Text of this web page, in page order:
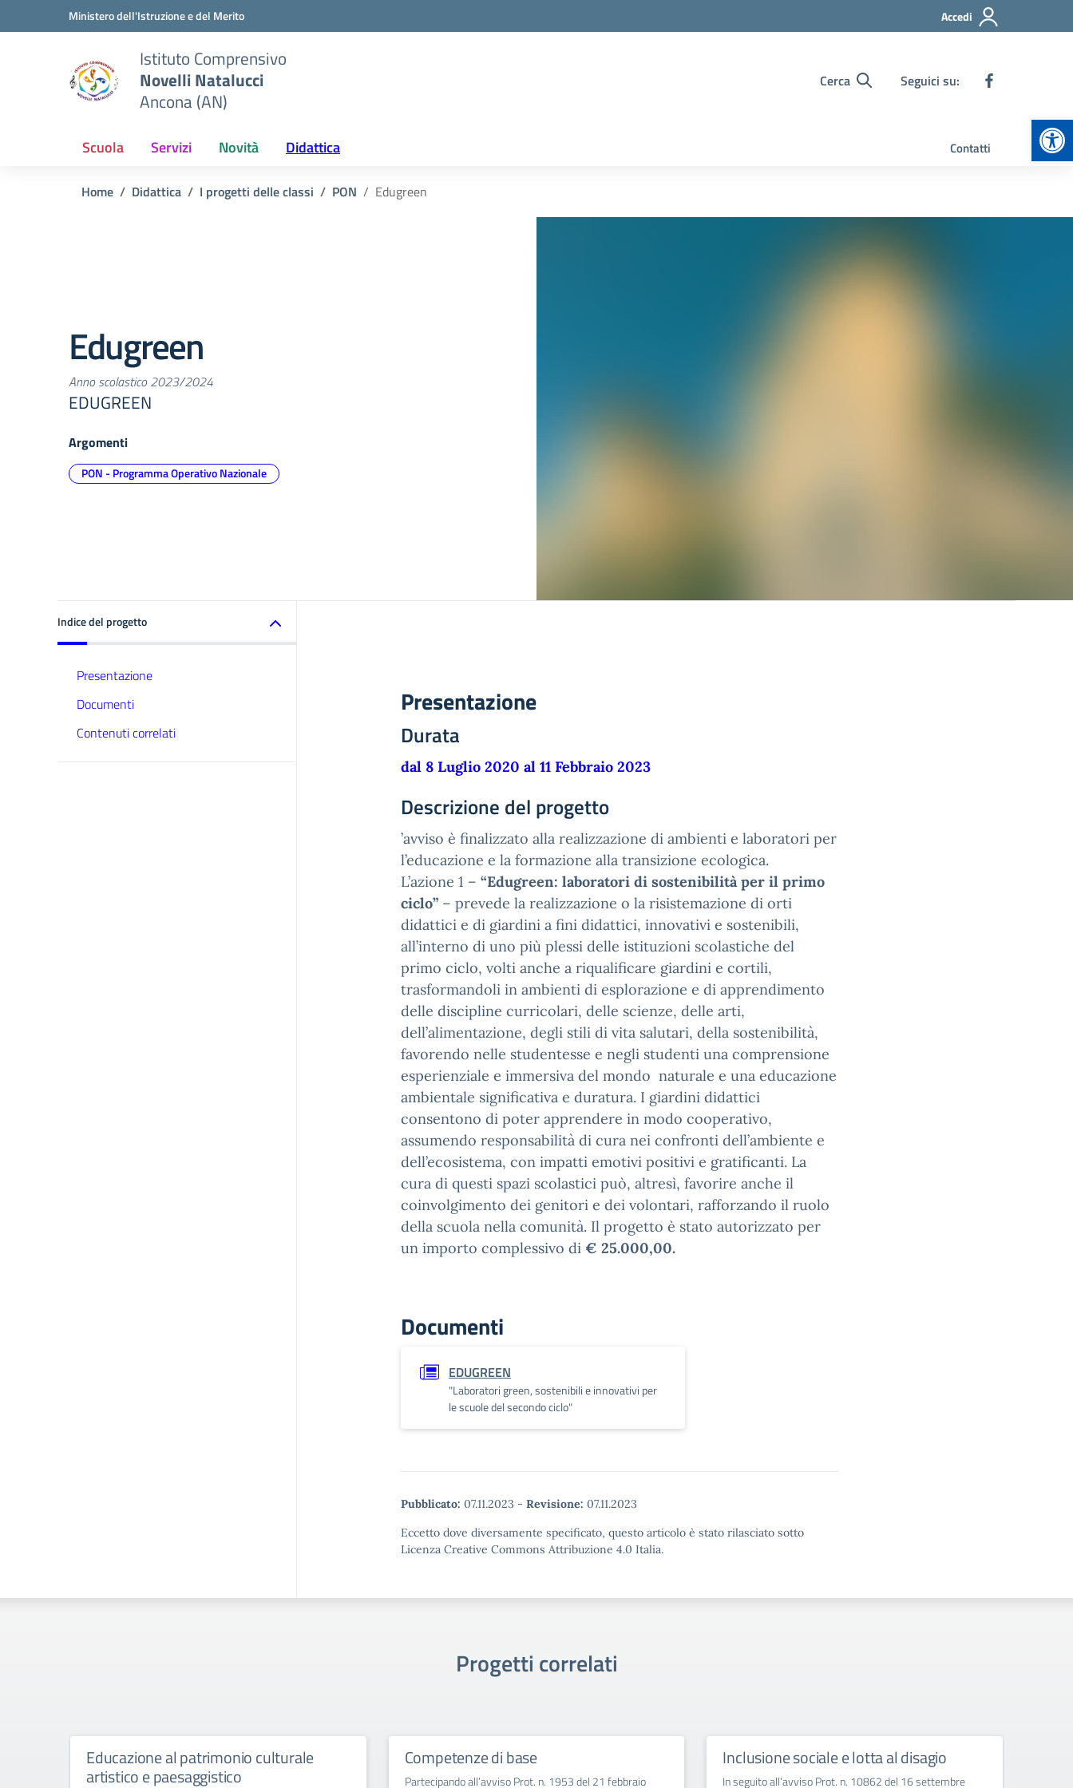
Vai ai contenuti
Vai al menu di navigazioneMinistero dell'Istruzione e del Merito Accedi
Istituto Comprensivo
Novelli Natalucci
Ancona (AN)
Cerca Seguici su:
Scuola Servizi Novità Didattica Contatti
Home Didattica I progetti delle classi PON Edugreen
Edugreen
Anno scolastico 2023/2024
EDUGREEN
Argomenti
PON - Programma Operativo Nazionale
Indice del progetto
Presentazione
Documenti
Contenuti correlati
Presentazione
Durata
dal 8 Luglio 2020 al 11 Febbraio 2023
Descrizione del progetto
’avviso è finalizzato alla realizzazione di ambienti e laboratori per
l’educazione e la formazione alla transizione ecologica.
L’azione 1 – “Edugreen: laboratori di sostenibilità per il primo
ciclo” – prevede la realizzazione o la risistemazione di orti
didattici e di giardini a fini didattici, innovativi e sostenibili,
all’interno di uno più plessi delle istituzioni scolastiche del
primo ciclo, volti anche a riqualificare giardini e cortili,
trasformandoli in ambienti di esplorazione e di apprendimento
delle discipline curricolari, delle scienze, delle arti,
dell’alimentazione, degli stili di vita salutari, della sostenibilità,
favorendo nelle studentesse e negli studenti una comprensione
esperienziale e immersiva del mondo naturale e una educazione
ambientale significativa e duratura. I giardini didattici
consentono di poter apprendere in modo cooperativo,
assumendo responsabilità di cura nei confronti dell’ambiente e
dell’ecosistema, con impatti emotivi positivi e gratificanti. La
cura di questi spazi scolastici può, altresì, favorire anche il
coinvolgimento dei genitori e dei volontari, rafforzando il ruolo
della scuola nella comunità. Il progetto è stato autorizzato per
un importo complessivo di € 25.000,00.
Documenti
EDUGREEN
"Laboratori green, sostenibili e innovativi per
le scuole del secondo ciclo"
Pubblicato: 07.11.2023 - Revisione: 07.11.2023
Eccetto dove diversamente specificato, questo articolo è stato rilasciato sotto
Licenza Creative Commons Attribuzione 4.0 Italia.
Progetti correlati
Educazione al patrimonio culturale
artistico e paesaggistico
Competenze di base
Partecipando all’avviso Prot. n. 1953 del 21 febbraio
Inclusione sociale e lotta al disagio
In seguito all’avviso Prot. n. 10862 del 16 settembre